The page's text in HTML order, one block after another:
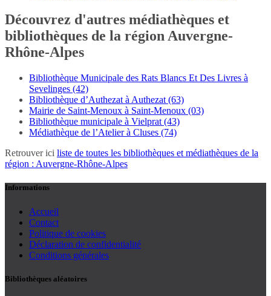
Découvrez d'autres médiathèques et
bibliothèques de la région Auvergne-
Rhône-Alpes
Bibliothèque Municipale des Rats Blancs Et Des Livres à
Sevelinges (42)
Bibliothèque d’Authezat à Authezat (63)
Mairie de Saint-Menoux à Saint-Menoux (03)
Bibliothèque municipale à Vielprat (43)
Médiathèque de l’Atelier à Cluses (74)
Retrouver ici liste de toutes les bibliothèques et médiathèques de la
région : Auvergne-Rhône-Alpes
Informations
Accueil
Contact
Politique de cookies
Déclaration de confidentialité
Conditions générales
Bibliothèques aléatoires